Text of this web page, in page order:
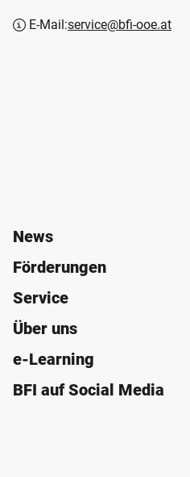
E-Mail:service@bfi-ooe.at
News
Förderungen
Service
Über uns
e-Learning
BFI auf Social Media